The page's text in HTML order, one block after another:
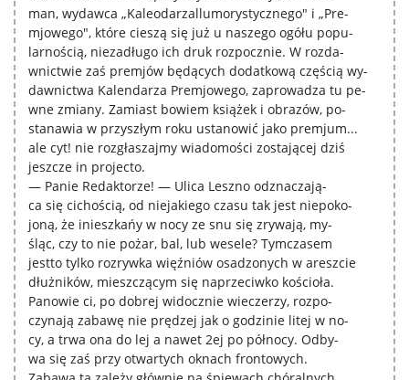
man, wydawca „Kaleodarzallumorystycznego" i „Pre-
mjowego", które cieszą się już u naszego ogółu popu-
larnością, niezadługo ich druk rozpocznie. W rozda-
wnictwie zaś premjów będących dodatkową częścią wy-
dawnictwa Kalendarza Premjowego, zaprowadza tu pe-
wne zmiany. Zamiast bowiem książek i obrazów, po-
stanawia w przyszłym roku ustanowić jako premjum...
ale cyt! nie rozgłaszajmy wiadomości zostającej dziś
jeszcze in projecto.
— Panie Redaktorze! — Ulica Leszno odznaczają-
ca się cichością, od niejakiego czasu tak jest niepoko-
joną, że inieszkańy w nocy ze snu się zrywają, my-
śląc, czy to nie pożar, bal, lub wesele? Tymczasem
jestto tylko rozrywka więźniów osadzonych w areszcie
dłużników, mieszczącym się naprzeciwko kościoła.
Panowie ci, po dobrej widocznie wieczerzy, rozpo-
czynają zabawę nie prędzej jak o godzinie litej w no-
cy, a trwa ona do lej a nawet 2ej po północy. Odby-
wa się zaś przy otwartych oknach frontowych.